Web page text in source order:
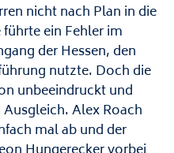
nicht nach Plan in die
ein Fehler im
der Hessen, den
nutzte. Doch die
unbeeindruckt und
Alex Roach
mal ab und der